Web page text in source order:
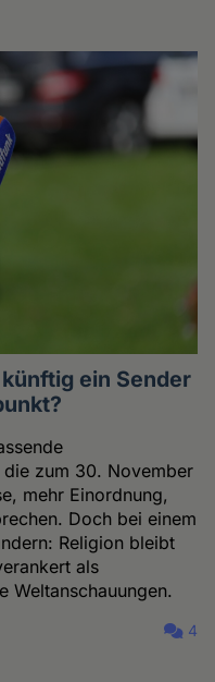
ein Sender
zum 30. November
mehr Einordnung,
Doch bei einem
Religion bleibt
als
Weltanschauungen.
4